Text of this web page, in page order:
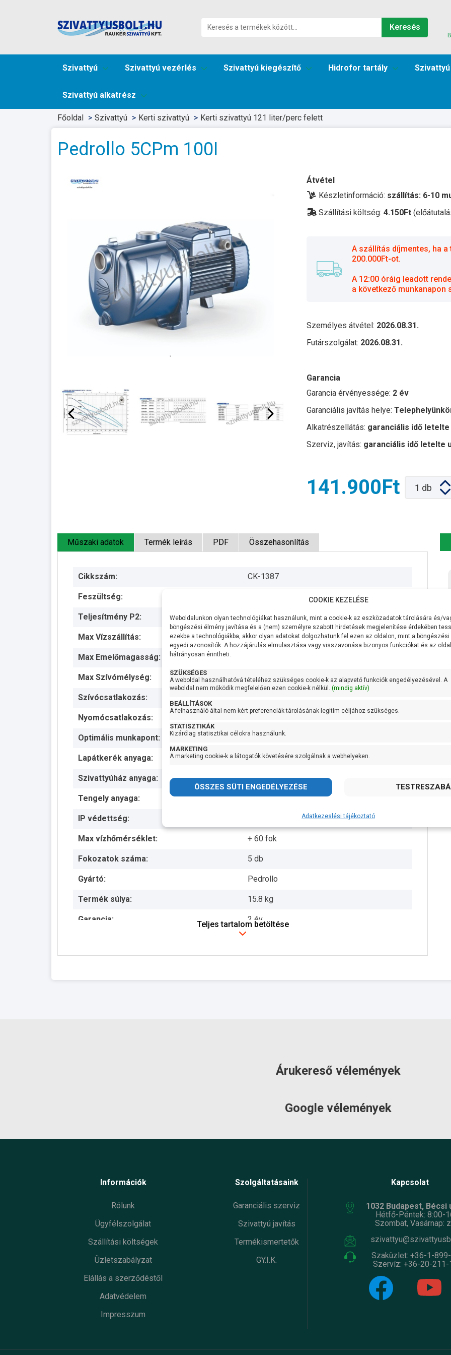
Keresés
Szivattyú Szivattyú vezérlés Szivattyú kiegészítő Hidrofor tartály
Szivattyú alkatrész
Főoldal Szivattyú Kerti szivattyú Kerti szivattyú 121 liter/perc felett
Pedrollo 5CPm 100I
Átvétel
Készletinformáció: szállítás: 6-10
Szállítási költség: 4.150Ft
A szállítás díjmentes, ha
200.000Ft-ot.
A 12:00 óráig leadott
a következő munkanapon
Személyes átvétel: 2026.08.31.
Futárszolgálat: 2026.08.31.
Garancia
Garancia érvényessége: 2 év
Garanciális javítás helye:
Alkatrészellátás: garanciális idő letelte
Szerviz, javítás: garanciális idő letelte
141.900Ft 1 db
Műszaki adatok Termék leírás PDF Összehasonlítás
Cikkszám: CK-1387
Feszültség:
Teljesítmény P2: 1100W
Max Vízszállítás: 130 liter/perc
Max Emelőmagasság:
Max Szívómélység: 7 méter
Szívócsatlakozás:
Nyomócsatlakozás: 1 coll
Optimális munkapont: 38 méteren 80 liter/perc
Lapátkerék anyaga: AISI 304 rozsdamentes acél
Szivattyúház anyaga: Öntvény
Tengely anyaga: AISI 431 rozsdamentes acél
IP védettség:
Max vízhőmérséklet: + 60 fok
Fokozatok száma: 5 db
Gyártó: Pedrollo
Termék súlya: 15.8 kg
Garancia: 2 év
Teljes tartalom betöltése
Árukereső vélemények
Google vélemények
Információk
Rólunk
Ügyfélszolgálat
Szállítási költségek
Üzletszabályzat
Elállás a szerződéstől
Adatvédelem
Impresszum
Szolgáltatásaink
Garanciális szerviz
Szivattyú javítás
Termékismertetők
GY.I.K.
Kapcsolat
1032 Budapest, Bécsi
Hétfő-Péntek: 8:00-
Szombat, Vasárnap:
Szaküzlet: +36-1-
Szervíz: +36-20-211-
COOKIE KEZELÉSE
Weboldalunkon olyan technológiákat használunk, mint a cookie-k az eszközadatok tárolására és/
böngészési élmény javítása és a (nem) személyre szabott hirdetések megjelenítése érdekében
ezekbe a technológiákba, akkor olyan adatokat dolgozhatunk fel ezen az oldalon, mint a
egyedi azonosítók. A hozzájárulás elmulasztása vagy visszavonása bizonyos funkciókat és az
hátrányosan érintheti.
SZÜKSÉGES
A weboldal használhatóvá tételéhez szükséges cookie-k az alapvető funkciók engedélyezésével. A
weboldal nem működik megfelelően ezen cookie-k nélkül. (mindig aktív)
BEÁLLÍTÁSOK
A felhasználó által nem kért preferenciák tárolásának legitim céljához szükséges.
STATISZTIKÁK
Kizárólag statisztikai célokra használunk.
MARKETING
A marketing cookie-k a látogatók követésére szolgálnak a webhelyeken.
Adatkezeslési tájékoztató